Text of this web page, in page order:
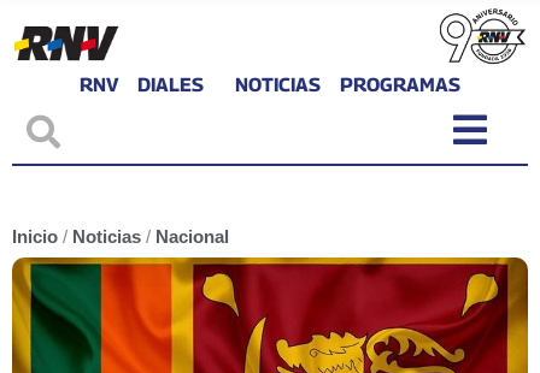
RNV DIALES NOTICIAS PROGRAMAS
Inicio / Noticias / Nacional